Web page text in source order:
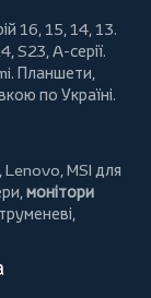
16, 15, 14, 13.
S23, A-серії.
Планшети,
по Україні.
, Lenovo, MSI для
монітори